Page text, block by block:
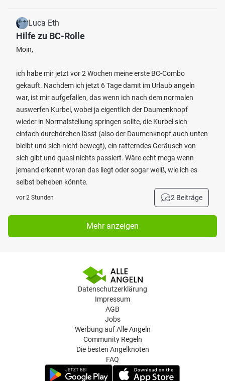
Luca Eth
Hilfe zu BC-Rolle
Moin,
ich habe mir jetzt vor 2 Wochen meine erste BC-Combo
gekauft. Nachdem ich jetzt 6 Tage damit im Urlaub angeln
war, ist mir aufgefallen, das wenn ich nach dem normalen
auswerfen Kurbel, wobei ja eigentlich der Daumenknopf
wieder in Normalstellung springen sollte, die Kurbel sich
einfach durchdrehen lässt (also der Daumenknopf auch unten
bleibt und sich nicht bewegt), ein ratterndes Geräusch von
sich gibt und quasi nichts passiert. Wäre echt mega wenn
jemand erkennt woran das liegt oder sogar weiß, wie ich es
selbst beheben könnte.
vor 2 Stunden 2 Beiträge
Mehr anzeigen
Datenschutzerklärung
Impressum
AGB
Jobs
Werbung auf Alle Angeln
Community Regeln
Die besten Angelknoten
FAQ